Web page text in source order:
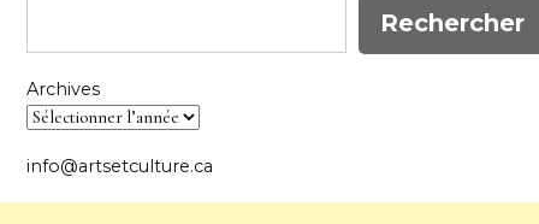
Rechercher
Archives
info@artsetculture.ca